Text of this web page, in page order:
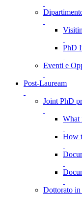
PhD
Eventi e
Post-Lauream
Joint PhD
What
How
Dottorato in